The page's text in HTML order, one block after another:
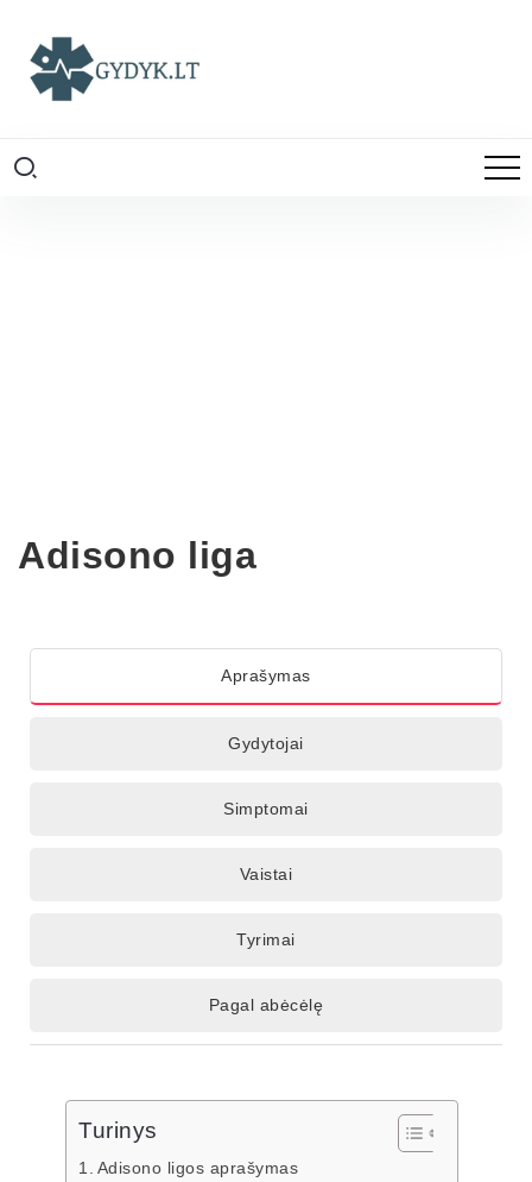
Adisono liga
Aprašymas
Gydytojai
Simptomai
Vaistai
Tyrimai
Pagal abėcėlę
Turinys
Adisono ligos aprašymas